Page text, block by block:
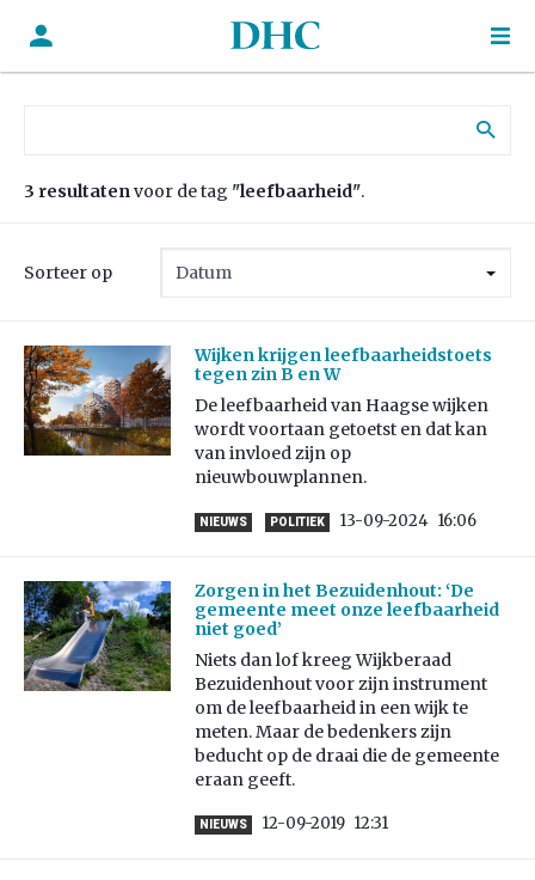
3 resultatenvoor de tag "leefbaarheid".
Sorteer op
Wijken krijgen leefbaarheidstoets
tegen zin B en W
De leefbaarheid van Haagse wijken
wordt voortaan getoetst en dat kan
van invloed zijn op
nieuwbouwplannen.
NIEUWS POLITIEK 13-09-2024 16:06
Zorgen in het Bezuidenhout: ‘De
gemeente meet onze leefbaarheid
niet goed’
Niets dan lof kreeg Wijkberaad
Bezuidenhout voor zijn instrument
om de leefbaarheid in een wijk te
meten. Maar de bedenkers zijn
beducht op de draai die de gemeente
eraan geeft.
NIEUWS 12-09-2019 12:31